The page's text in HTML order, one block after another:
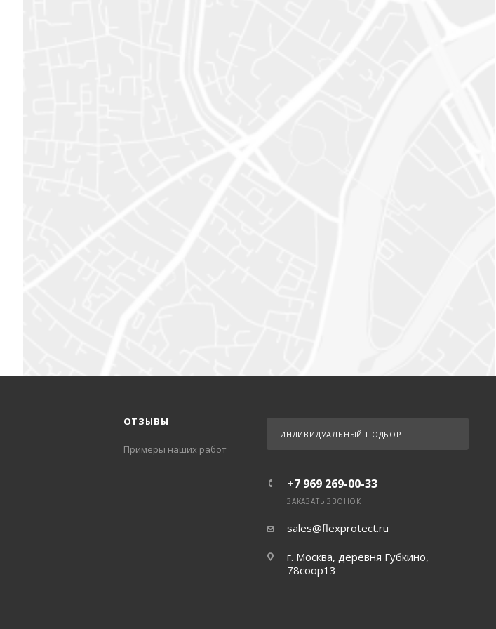
ОТЗЫВЫ
Примеры наших работ
ИНДИВИДУАЛЬНЫЙ ПОДБОР
+7 969 269-00-33
ЗАКАЗАТЬ ЗВОНОК
sales@flexprotect.ru
г. Москва, деревня Губкино,
78соор13